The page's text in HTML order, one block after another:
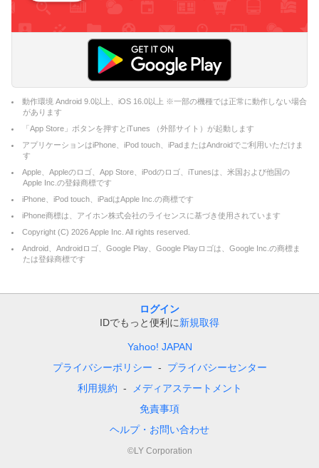
動作環境 Android 9.0以上、iOS 16.0以上 ※一部の機種では正常に動作しない場合
があります
「App Store」ボタンを押すとiTunes （外部サイト）が起動します
アプリケーションはiPhone、iPod touch、iPadまたはAndroidでご利用いただけま
す
Apple、Appleのロゴ、App Store、iPodのロゴ、iTunesは、米国および他国の
Apple Inc.の登録商標です
iPhone、iPod touch、iPadはApple Inc.の商標です
iPhone商標は、アイホン株式会社のライセンスに基づき使用されています
Copyright (C) 2026Apple Inc. All rights reserved.
Android、Androidロゴ、Google Play、Google Playロゴは、Google Inc.の商標ま
たは登録商標です
ログイン
IDでもっと便利に新規取得
Yahoo! JAPAN
プライバシーポリシー
プライバシーセンター
利用規約
メディアステートメント
免責事項
ヘルプ・お問い合わせ
©LY Corporation